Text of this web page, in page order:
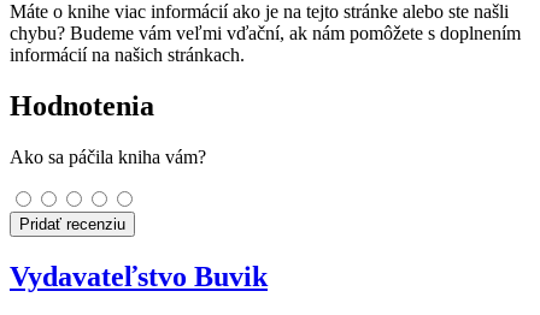
Máte o knihe viac informácií ako je na tejto stránke alebo ste našli
chybu? Budeme vám veľmi vďační, ak nám pomôžete s doplnením
informácií na našich stránkach.
Hodnotenia
Ako sa páčila kniha vám?
Pridať recenziu
Vydavateľstvo Buvik